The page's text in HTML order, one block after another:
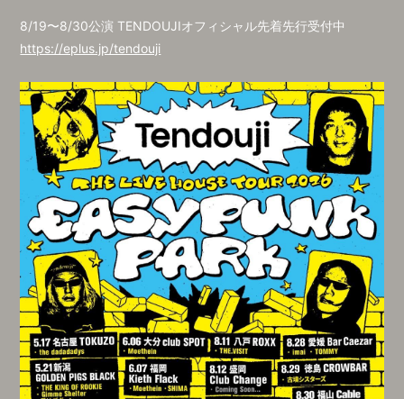
8/19〜8/30公演 TENDOUJIオフィシャル先着先行受付中
https://eplus.jp/tendouji